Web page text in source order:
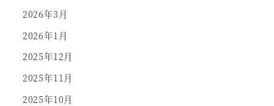
2026年3月
2026年1月
2025年12月
2025年11月
2025年10月